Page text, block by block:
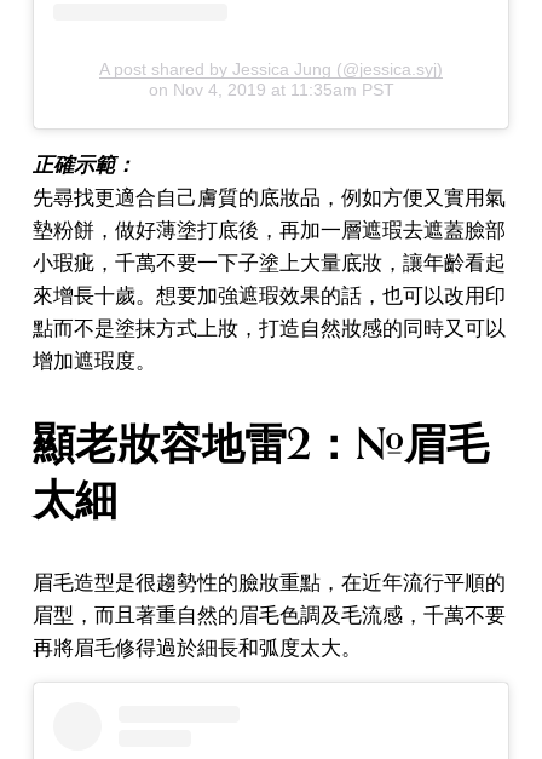
A post shared by Jessica Jung (@jessica.syj)
on Nov 4, 2019 at 11:35am PST
正確示範：
先尋找更適合自己膚質的底妝品，例如方便又實用氣
墊粉餅，做好薄塗打底後，再加一層遮瑕去遮蓋臉部
小瑕疵，千萬不要一下子塗上大量底妝，讓年齡看起
來增長十歲。想要加強遮瑕效果的話，也可以改用印
點而不是塗抹方式上妝，打造自然妝感的同時又可以
增加遮瑕度。
顯老妝容地雷2：#眉毛
太細
眉毛造型是很趨勢性的臉妝重點，在近年流行平順的
眉型，而且著重自然的眉毛色調及毛流感，千萬不要
再將眉毛修得過於細長和弧度太大。